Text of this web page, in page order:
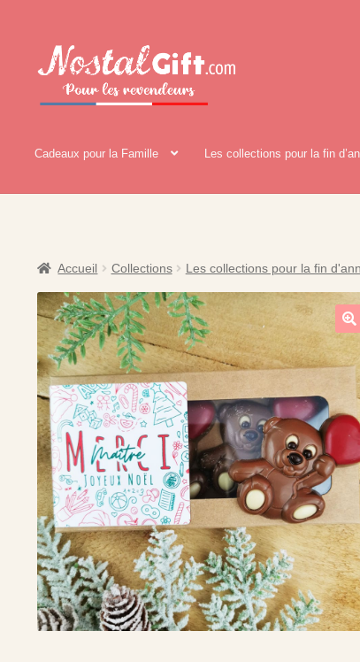
Aller
à
Aller
au
contenu
Cadeaux pour la Famille Les collections pour la fin
Accueil Collections Les collections pour la fin